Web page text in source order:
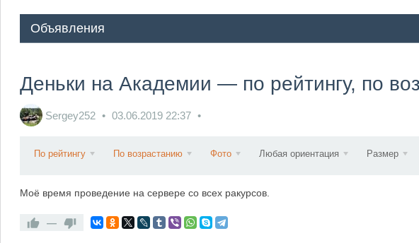
Объявления
Деньки на Академии — по рейтингу, по
Sergey252 03.06.2019 22:37
По рейтингу По возрастанию Фото Любая ориентация Размер
Моё время проведение на сервере со всех ракурсов.
—